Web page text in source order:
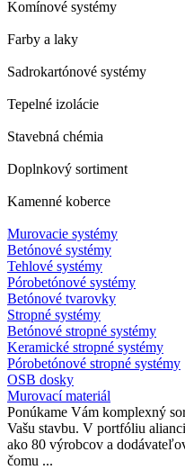
Komínové systémy
Farby a laky
Sadrokartónové systémy
Tepelné izolácie
Stavebná chémia
Doplnkový sortiment
Kamenné koberce
Murovacie systémy
Betónové systémy
Tehlové systémy
Pórobetónové systémy
Betónové tvarovky
Stropné systémy
Betónové stropné systémy
Keramické stropné systémy
Pórobetónové stropné systémy
OSB dosky
Murovací materiál
Ponúkame Vám komplexný
Vašu stavbu. V portfóliu
ako 80 výrobcov a
čomu ...